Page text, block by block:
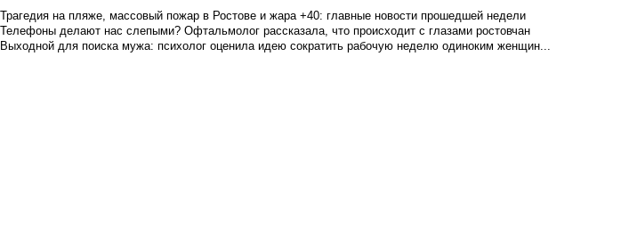
Трагедия на пляже, массовый пожар в Ростове и жара +40: главные новости прошедшей недели
Телефоны делают нас слепыми? Офтальмолог рассказала, что происходит с глазами ростовчан
Выходной для поиска мужа: психолог оценила идею сократить рабочую неделю одиноким женщин...